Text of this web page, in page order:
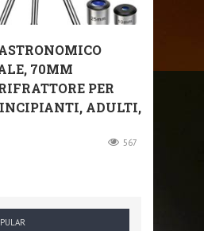
70MM
PER
ADULTI,
567